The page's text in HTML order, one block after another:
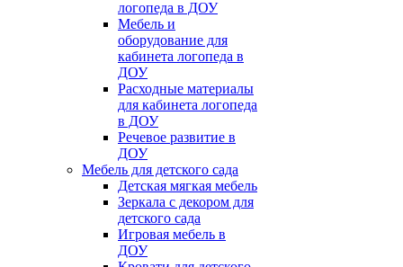
логопеда в ДОУ
Мебель и
оборудование для
кабинета логопеда в
ДОУ
Расходные материалы
для кабинета логопеда
в ДОУ
Речевое развитие в
ДОУ
Мебель для детского сада
Детская мягкая мебель
Зеркала с декором для
детского сада
Игровая мебель в
ДОУ